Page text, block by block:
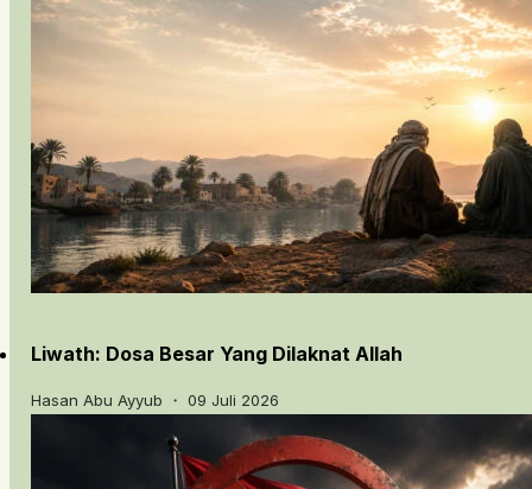
Liwath: Dosa Besar Yang Dilaknat Allah
Hasan Abu Ayyub ・ 09 Juli 2026